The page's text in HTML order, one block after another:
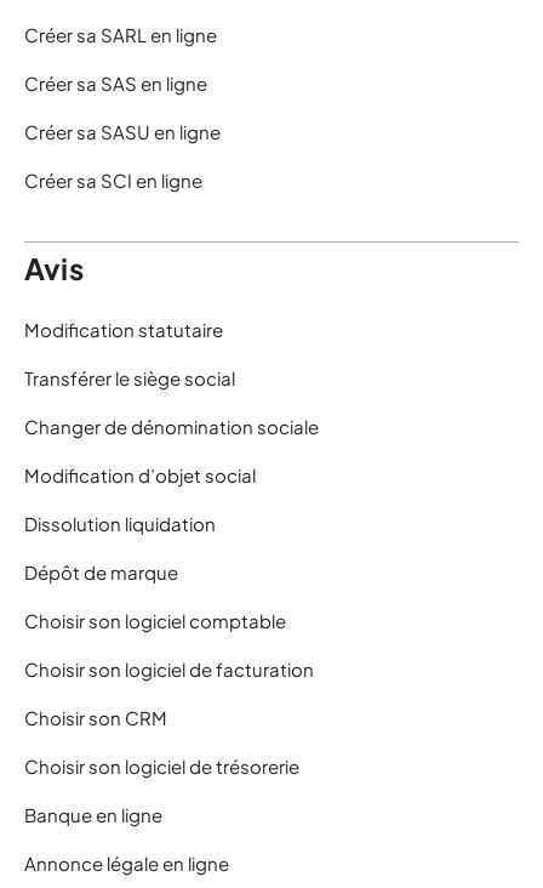
Créer sa SARL en ligne
Créer sa SAS en ligne
Créer sa SASU en ligne
Créer sa SCI en ligne
Avis
Modification statutaire
Transférer le siège social
Changer de dénomination sociale
Modification d’objet social
Dissolution liquidation
Dépôt de marque
Choisir son logiciel comptable
Choisir son logiciel de facturation
Choisir son CRM
Choisir son logiciel de trésorerie
Banque en ligne
Annonce légale en ligne